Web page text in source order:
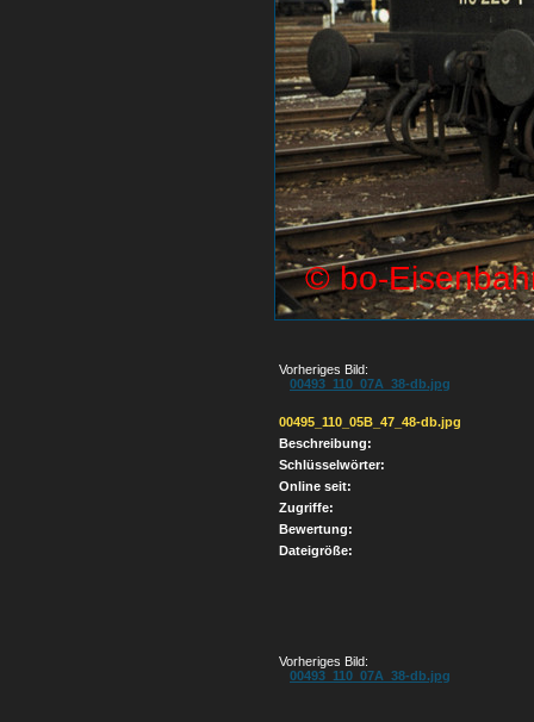
Vorheriges Bild:
00493_110_07A_38-db.jpg
00495_110_05B_47_48-db.jpg
Beschreibung:
Schlüsselwörter:
Online seit:
Zugriffe:
Bewertung:
Dateigröße:
Vorheriges Bild:
00493_110_07A_38-db.jpg